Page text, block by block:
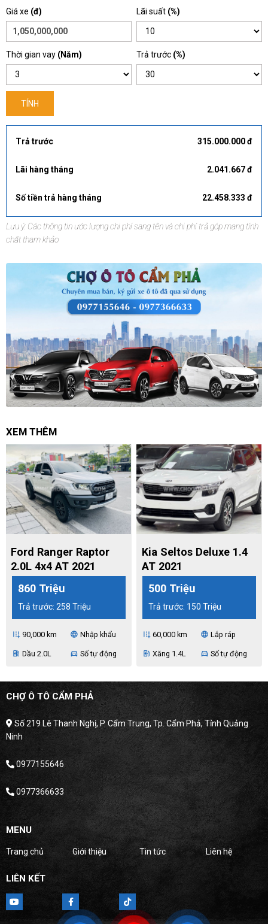
Giá xe (đ) Lãi suất (%)
Thời gian vay (Năm) Trả trước (%)
TÍNH
Trả trước 315.000.000 đ
Lãi hàng tháng 2.041.667 đ
Số tiền trả hàng tháng 22.458.333 đ
Lưu ý: Các thông tin ước lượng chi phí sang tên và chi phí trả góp mang tính
chất tham khảo
XEM THÊM
Ford Ranger Raptor
2.0L 4x4 AT 2021
860 Triệu
Trả trước: 258 Triệu
add_road 90,000 km language Nhập khẩu
ev_station Dầu 2.0L directions_car Số tự động
Kia Seltos Deluxe 1.4
AT 2021
500 Triệu
Trả trước: 150 Triệu
add_road 60,000 km language Lắp ráp
ev_station Xăng 1.4L directions_car Số tự động
CHỢ Ô TÔ CẨM PHẢ
Số 219 Lê Thanh Nghị, P. Cẩm Trung, Tp. Cẩm Phả, Tỉnh Quảng
Ninh
0977155646
0977366633
MENU
Trang chủ Giới thiệu Tin tức Liên hệ
LIÊN KẾT